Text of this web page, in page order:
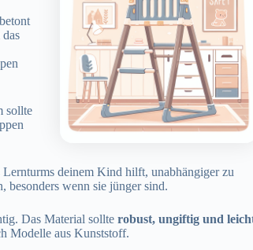
sollte
deinem Kind hilft, unabhängiger zu
besonders wenn sie jünger sind.
Das Material sollterobust, ungiftig und
Modelle aus Kunststoff.